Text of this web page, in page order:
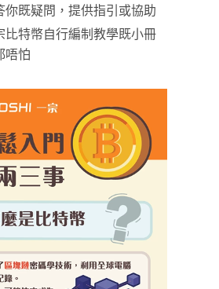
你既疑問，提供指引或協助
比特幣自行編制教學既小冊
唔怕